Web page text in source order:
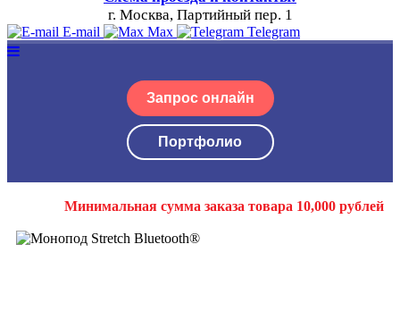
г. Москва, Партийный пер. 1
E-mail Max Telegram
Запрос онлайн
Портфолио
Минимальная сумма заказа товара 10,000 рублей